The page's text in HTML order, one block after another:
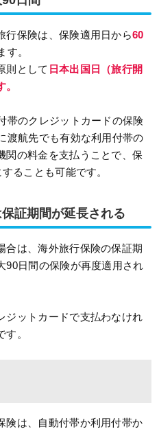
行保険は、保険適用日から60
す。
則として 日本出国日（旅行開
帯のクレジットカードの保険
渡航先でも有効な利用付帯の
関の料金を支払うことで、保
ることも可能です。
証期間が延長される
合は、海外旅行保険の保証期
90日間の保険が再度適用され
ジットカードで支払わなけれ
。
険は、自動付帯か利用付帯か